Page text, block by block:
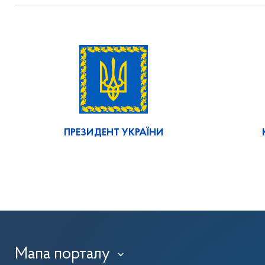
ПРЕЗИДЕНТ УКРАЇНИ
Мапа порталу ›